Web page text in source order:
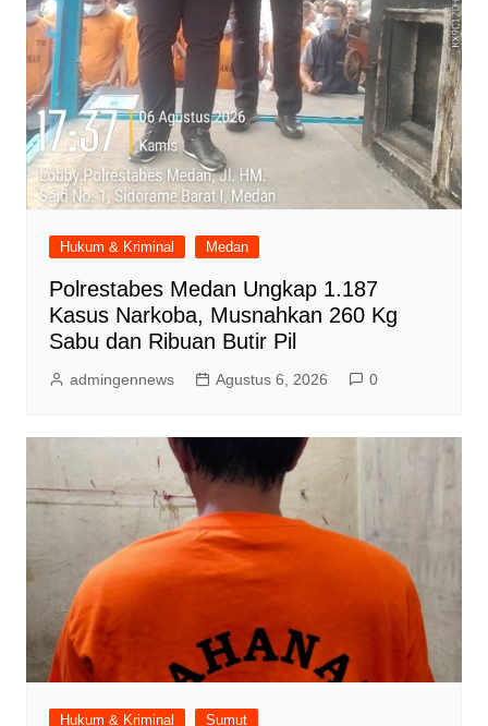
Hukum & Kriminal Medan
Polrestabes Medan Ungkap 1.187
Kasus Narkoba, Musnahkan 260 Kg
Sabu dan Ribuan Butir Pil
admingennews Agustus 6, 2026 0
Hukum & Kriminal Sumut